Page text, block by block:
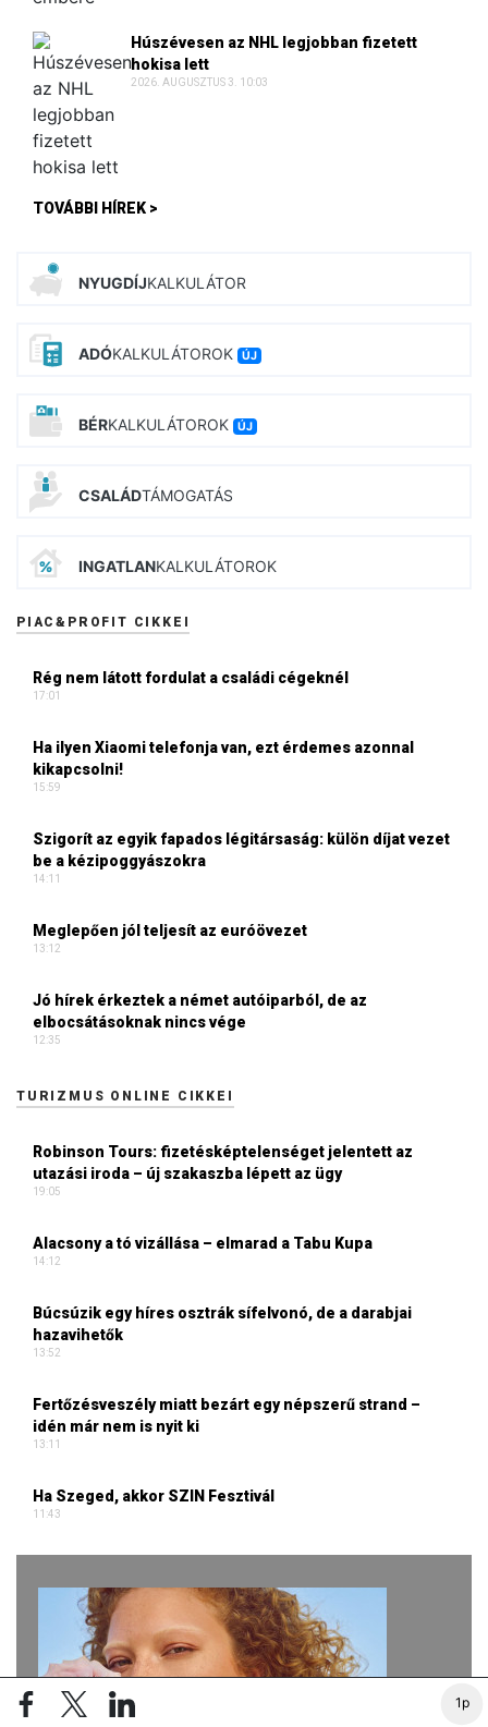
1p
Húszévesen az NHL legjobban fizetett
hokisa lett
2026. AUGUSZTUS 3. 10:03
TOVÁBBI HÍREK >
NYUGDÍJKALKULÁTOR
ADÓKALKULÁTOROK ÚJ
BÉRKALKULÁTOROK ÚJ
CSALÁDTÁMOGATÁS
INGATLANKALKULÁTOROK
PIAC&PROFIT CIKKEI
Rég nem látott fordulat a családi cégeknél
17:01
Ha ilyen Xiaomi telefonja van, ezt érdemes azonnal
kikapcsolni!
15:59
Szigorít az egyik fapados légitársaság: külön díjat vezet
be a kézipoggyászokra
14:11
Meglepően jól teljesít az euróövezet
13:12
Jó hírek érkeztek a német autóiparból, de az
elbocsátásoknak nincs vége
12:35
TURIZMUS ONLINE CIKKEI
Robinson Tours: fizetésképtelenséget jelentett az
utazási iroda – új szakaszba lépett az ügy
19:05
Alacsony a tó vizállása – elmarad a Tabu Kupa
14:12
Búcsúzik egy híres osztrák sífelvonó, de a darabjai
hazavihetők
13:52
Fertőzésveszély miatt bezárt egy népszerű strand –
idén már nem is nyit ki
13:11
Ha Szeged, akkor SZIN Fesztivál
11:43